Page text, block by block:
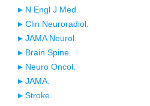
N Engl J Med.
Clin Neuroradiol.
JAMA Neurol.
Brain Spine.
Neuro Oncol.
JAMA.
Stroke.